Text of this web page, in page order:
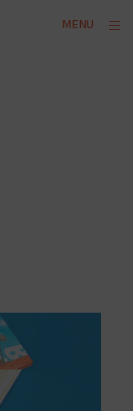
MENU